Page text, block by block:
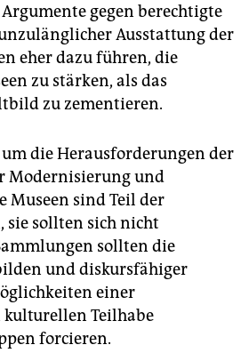
gegen berechtigte
Ausstattung der
eher dazu führen, die
zu stärken, als das
zu zementieren.
die Herausforderungen der
Modernisierung und
Museen sind Teil der
sie sollten sich nicht
sollten die
und diskursfähiger
einer
Teilhabe
forcieren.